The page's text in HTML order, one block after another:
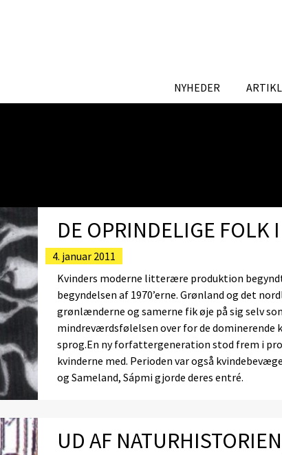
NYHEDER
DE OPRINDELIGE FOLK
4. januar 2011
Kvinders moderne litterære produktion
begyndelsen af 1970’erne. Grønland og det
grønlænderne og samerne fik øje på sig selv
mindreværdsfølelsen over for de dominerende
sprog.En ny forfattergeneration stod frem i
kvinderne med. Perioden var også
og Sameland, Sápmi gjorde deres entré.
UD AF